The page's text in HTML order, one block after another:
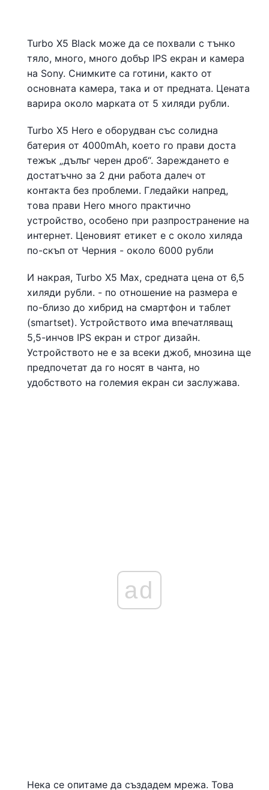
Turbo X5 Black може да се похвали с тънко
тяло, много, много добър IPS екран и камера
на Sony. Снимките са готини, както от
основната камера, така и от предната. Цената
варира около марката от 5 хиляди рубли.
Turbo X5 Hero е оборудван със солидна
батерия от 4000mAh, което го прави доста
тежък „дълъг черен дроб“. Зареждането е
достатъчно за 2 дни работа далеч от
контакта без проблеми. Гледайки напред,
това прави Hero много практично
устройство, особено при разпространение на
интернет. Ценовият етикет е с около хиляда
по-скъп от Черния - около 6000 рубли
И накрая, Turbo X5 Max, средната цена от 6,5
хиляди рубли. - по отношение на размера е
по-близо до хибрид на смартфон и таблет
(smartset). Устройството има впечатляващ
5,5-инчов IPS екран и строг дизайн.
Устройството не е за всеки джоб, мнозина ще
предпочетат да го носят в чанта, но
удобството на големия екран си заслужава.
ad
Нека се опитаме да създадем мрежа. Това